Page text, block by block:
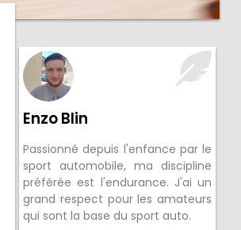
Enzo Blin
Passionné depuis l'enfance par le
sport automobile, ma discipline
préférée est l'endurance. J'ai un
grand respect pour les amateurs
qui sont la base du sport auto.